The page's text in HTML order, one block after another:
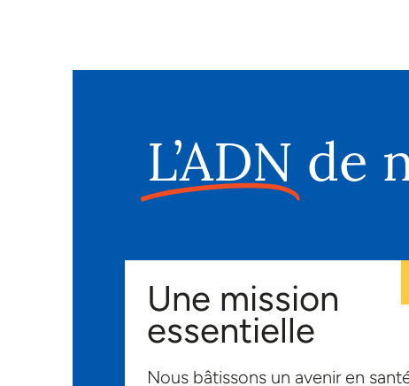
L’ADN de
Une mission
essentielle
Nous bâtissons un avenir en